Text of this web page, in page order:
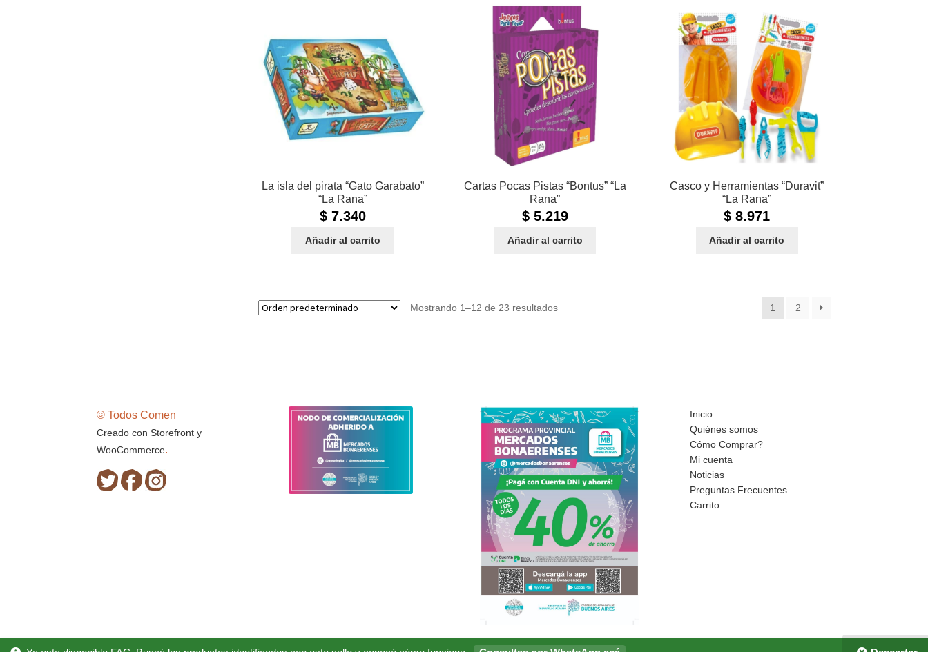
La isla del pirata “Gato Garabato”
“La Rana”
$7.340
Añadir al carrito
Cartas Pocas Pistas “Bontus” “La
Rana”
$5.219
Añadir al carrito
Casco y Herramientas “Duravit”
“La Rana”
$ 8.971
Añadir al carrito
Mostrando 1–12 de 23 resultados 1 2
© Todos Comen
Creado con Storefront y
WooCommerce.
Inicio
Quiénes somos
Cómo Comprar?
Mi cuenta
Noticias
Preguntas Frecuentes
Carrito